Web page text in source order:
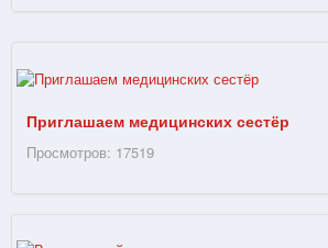
Приглашаем медицинских сестёр
Просмотров: 17519